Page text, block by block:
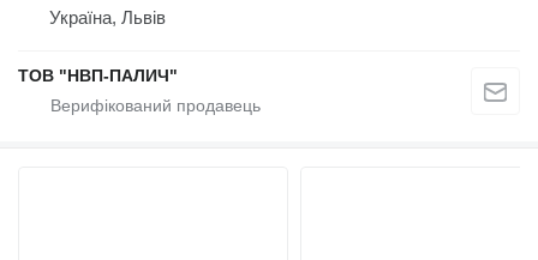
Україна, Львів
ТОВ "НВП-ПАЛИЧ"